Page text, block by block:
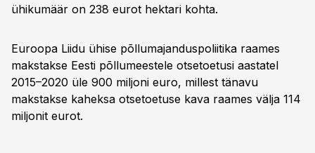
ühikumäär on 238 eurot hektari kohta.
Euroopa Liidu ühise põllumajanduspoliitika raames
makstakse Eesti põllumeestele otsetoetusi aastatel
2015–2020 üle 900 miljoni euro, millest tänavu
makstakse kaheksa otsetoetuse kava raames välja 114
miljonit eurot.